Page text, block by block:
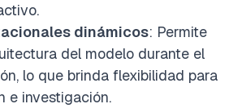
dinámicos: Permite
del modelo durante el
lo que brinda flexibilidad para
e investigación.